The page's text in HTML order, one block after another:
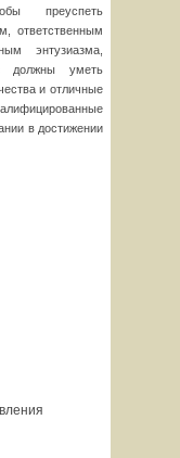
преуспеть
ответственным
энтузиазма,
должны уметь
и отличные
в достижении